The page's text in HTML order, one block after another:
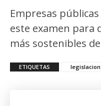
Empresas
este examen para
más sostenibles
ETIQUETAS legislacion